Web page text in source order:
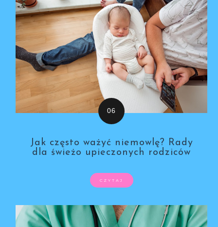
Jak często ważyć niemowlę? Rady
dla świeżo upieczonych rodziców
CZYTAJ